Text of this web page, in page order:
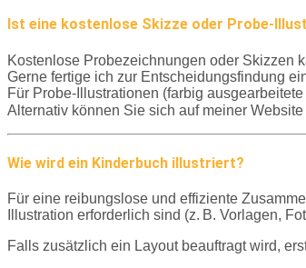
Ist eine kostenlose Skizze oder Probe-
Kostenlose Probezeichnungen oder Skizzen
Gerne fertige ich zur Entscheidungsfindung
Für Probe-Illustrationen (farbig
Alternativ können Sie sich auf meiner
Wie wird ein Kinderbuch illustriert?
Für eine reibungslose und effiziente
Illustration erforderlich sind (z. B. Vorlagen,
Falls zusätzlich ein Layout beauftragt wird,